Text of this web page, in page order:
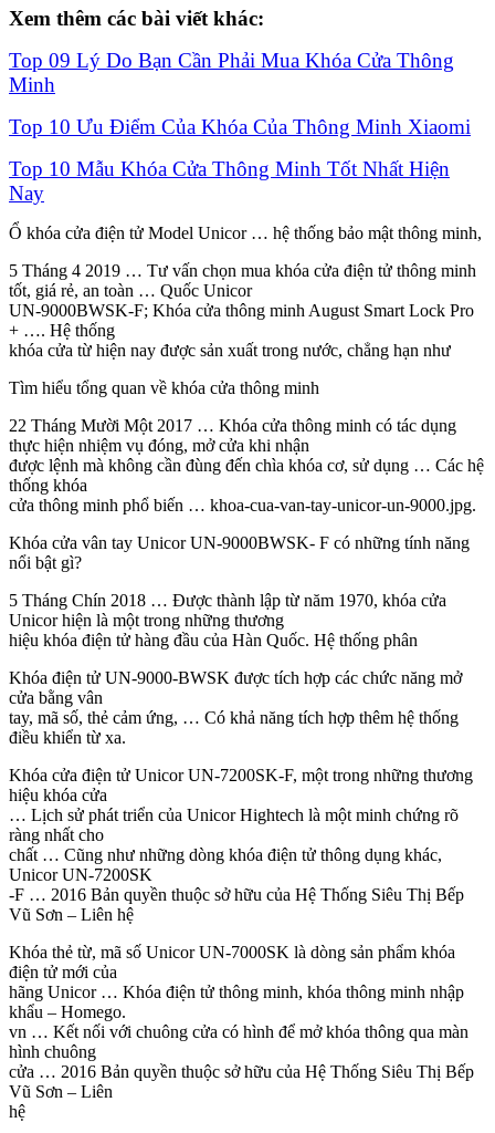
Xem thêm các bài viết khác:
Top 09 Lý Do Bạn Cần Phải Mua Khóa Cửa Thông
Minh
Top 10 Ưu Điểm Của Khóa Của Thông Minh Xiaomi
Top 10 Mẫu Khóa Cửa Thông Minh Tốt Nhất Hiện
Nay
Ổ khóa cửa điện tử Model Unicor … hệ thống bảo mật thông minh,
5 Tháng 4 2019 … Tư vấn chọn mua khóa cửa điện tử thông minh
tốt, giá rẻ, an toàn … Quốc Unicor
UN-9000BWSK-F; Khóa cửa thông minh August Smart Lock Pro
+ …. Hệ thống
khóa cửa từ hiện nay được sản xuất trong nước, chẳng hạn như
Tìm hiểu tổng quan về khóa cửa thông minh
22 Tháng Mười Một 2017 … Khóa cửa thông minh có tác dụng
thực hiện nhiệm vụ đóng, mở cửa khi nhận
được lệnh mà không cần đùng đến chìa khóa cơ, sử dụng … Các hệ
thống khóa
cửa thông minh phổ biến … khoa-cua-van-tay-unicor-un-9000.jpg.
Khóa cửa vân tay Unicor UN-9000BWSK- F có những tính năng
nổi bật gì?
5 Tháng Chín 2018 … Được thành lập từ năm 1970, khóa cửa
Unicor hiện là một trong những thương
hiệu khóa điện tử hàng đầu của Hàn Quốc. Hệ thống phân
Khóa điện tử UN-9000-BWSK được tích hợp các chức năng mở
cửa bằng vân
tay, mã số, thẻ cảm ứng, … Có khả năng tích hợp thêm hệ thống
điều khiển từ xa.
Khóa cửa điện tử Unicor UN-7200SK-F, một trong những thương
hiệu khóa cửa
… Lịch sử phát triển của Unicor Hightech là một minh chứng rõ
ràng nhất cho
chất … Cũng như những dòng khóa điện tử thông dụng khác,
Unicor UN-7200SK
-F … 2016 Bản quyền thuộc sở hữu của Hệ Thống Siêu Thị Bếp
Vũ Sơn – Liên hệ
Khóa thẻ từ, mã số Unicor UN-7000SK là dòng sản phẩm khóa
điện tử mới của
hãng Unicor … Khóa điện tử thông minh, khóa thông minh nhập
khẩu – Homego.
vn … Kết nối với chuông cửa có hình để mở khóa thông qua màn
hình chuông
cửa … 2016 Bản quyền thuộc sở hữu của Hệ Thống Siêu Thị Bếp
Vũ Sơn – Liên
hệ